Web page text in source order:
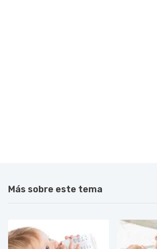
Más sobre este tema